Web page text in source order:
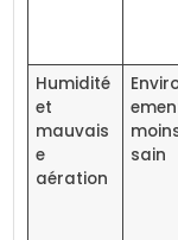
Humidité
et
mauvais
e
aération
sain